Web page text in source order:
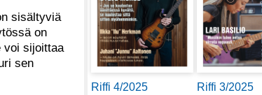
sisältyviä
on
voi sijoittaa
sen
Riffi 4/2025 Riffi 3/2025